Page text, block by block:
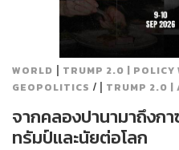
WORLD | TRUMP 2.0 | POLICY
GEOPOLITICS / | TRUMP 2.0 |
จากคลองปานามาถึงก
ทรัมป์และนัยต่อโลก